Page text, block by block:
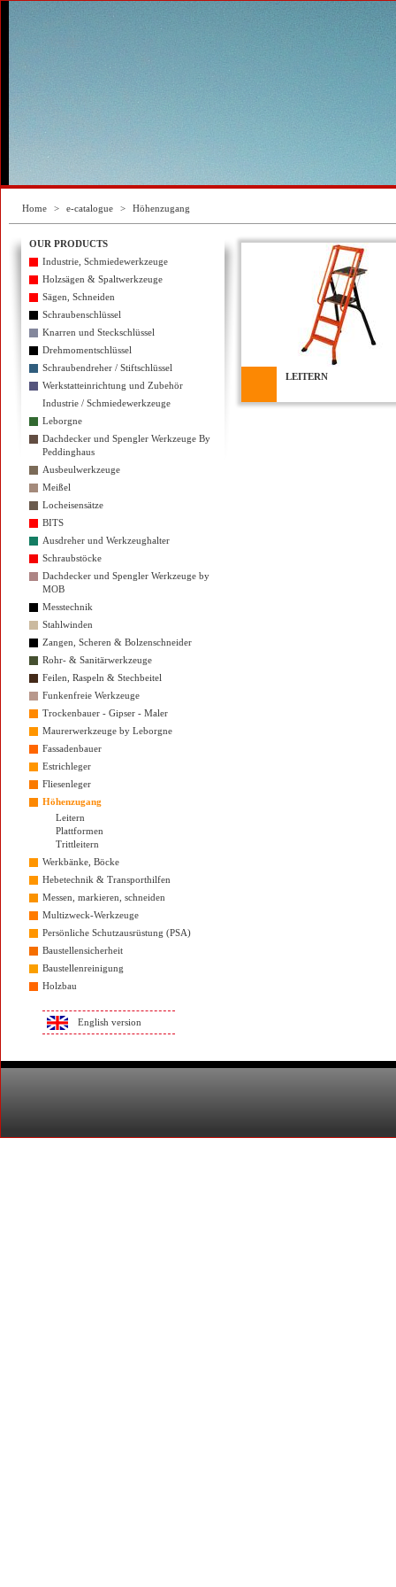
Home > e-catalogue > Höhenzugang
OUR PRODUCTS
Industrie, Schmiedewerkzeuge
Holzsägen & Spaltwerkzeuge
Sägen, Schneiden
Schraubenschlüssel
Knarren und Steckschlüssel
Drehmomentschlüssel
Schraubendreher / Stiftschlüssel
Werkstatteinrichtung und Zubehör
Industrie / Schmiedewerkzeuge
Leborgne
Dachdecker und Spengler Werkzeuge By
Peddinghaus
Ausbeulwerkzeuge
Meißel
Locheisensätze
BITS
Ausdreher und Werkzeughalter
Schraubstöcke
Dachdecker und Spengler Werkzeuge by
MOB
Messtechnik
Stahlwinden
Zangen, Scheren & Bolzenschneider
Rohr- & Sanitärwerkzeuge
Feilen, Raspeln & Stechbeitel
Funkenfreie Werkzeuge
Trockenbauer - Gipser - Maler
Maurerwerkzeuge by Leborgne
Fassadenbauer
Estrichleger
Fliesenleger
Höhenzugang
Leitern
Plattformen
Trittleitern
Werkbänke, Böcke
Hebetechnik & Transporthilfen
Messen, markieren, schneiden
Multizweck-Werkzeuge
Persönliche Schutzausrüstung (PSA)
Baustellensicherheit
Baustellenreinigung
Holzbau
English version
LEITERN